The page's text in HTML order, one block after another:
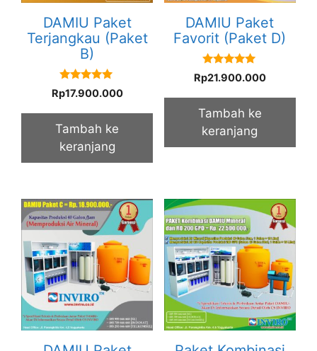
DAMIU Paket
Terjangkau (Paket
B)
5.00
out of 5
Rp17.900.000
Tambah ke
keranjang
DAMIU Paket
Favorit (Paket D)
5.00
out of 5
Rp21.900.000
Tambah ke
keranjang